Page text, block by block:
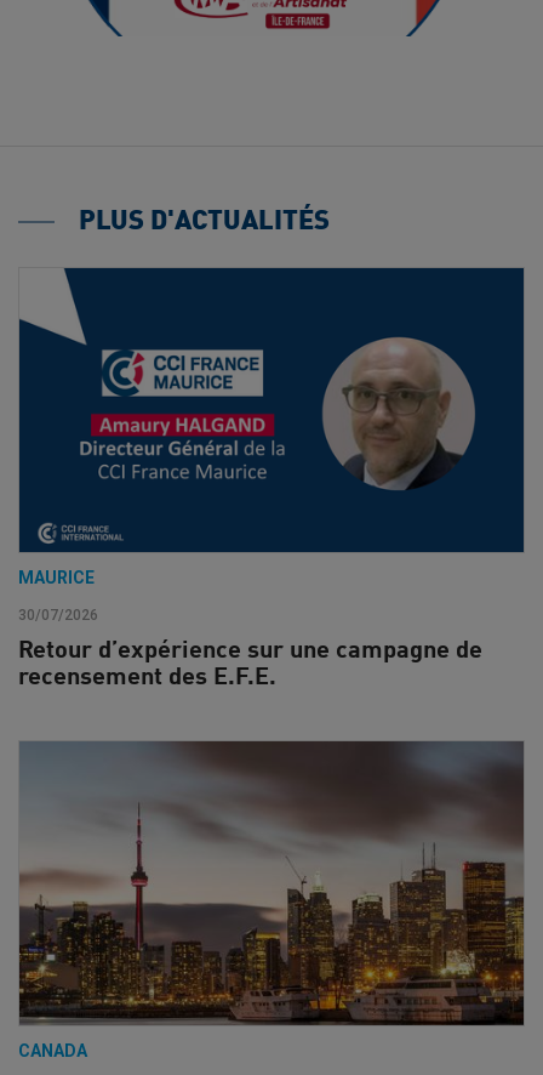
PLUS D'ACTUALITÉS
MAURICE
30/07/2026
Retour d’expérience sur une campagne de
recensement des E.F.E.
CANADA